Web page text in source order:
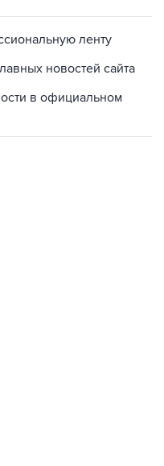
ленту
новостей сайта
в официальном